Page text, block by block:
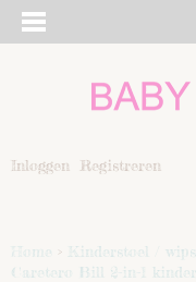
Inloggen Registreren
Home > Kinderstoel /
Caretero Bill 2-in-1